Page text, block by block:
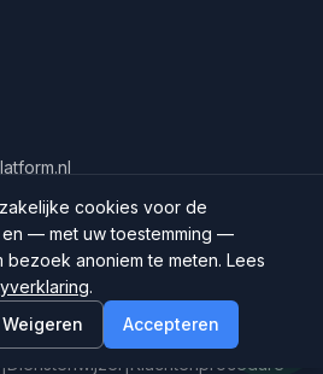
Deventer
Schuldenplatform.nl
|Dienstenwijzer |Klachtenprocedure
cookies voor de
— met uw toestemming —
bezoek anoniem te meten. Lees
.
Weigeren Accepteren